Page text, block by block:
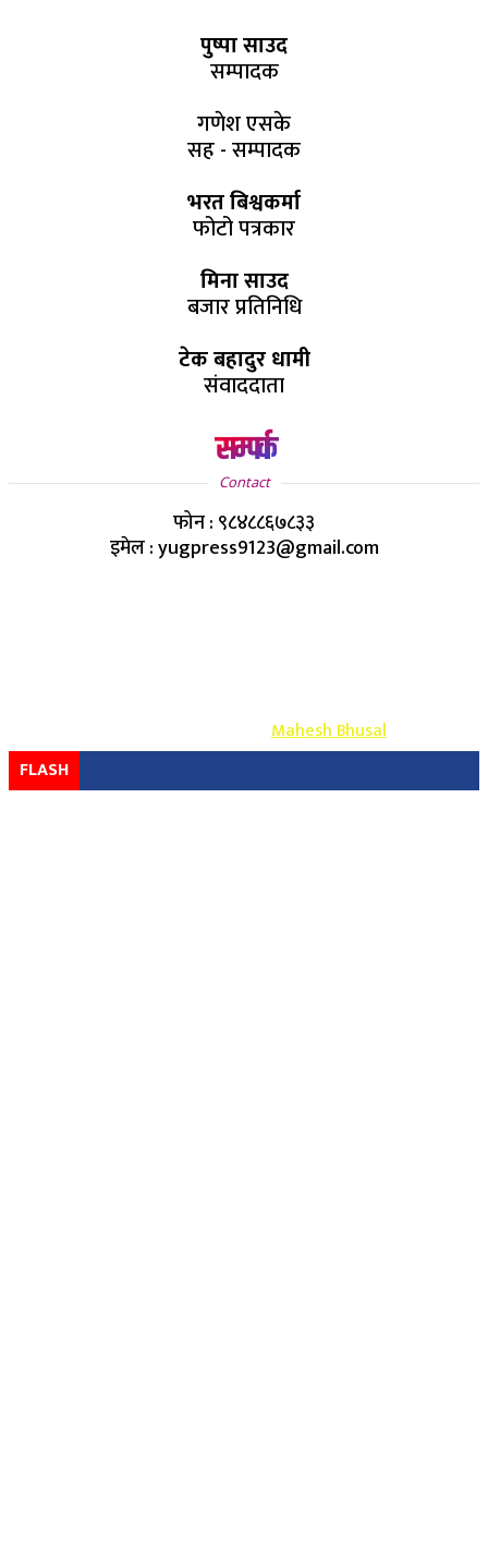
पुष्पा साउद
सम्पादक
गणेश एसके
सह - सम्पादक
भरत बिश्वकर्मा
फोटो पत्रकार
मिना साउद
बजार प्रतिनिधि
टेक बहादुर धामी
संवाददाता
सम्पर्क
Contact
फोन : ९८४८८६७८३३
इमेल : yugpress9123@gmail.com
Design & Develop By-Mahesh Bhusal
FLASH